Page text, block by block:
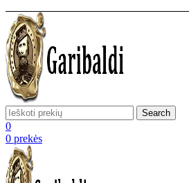
Search
0
0 prekės